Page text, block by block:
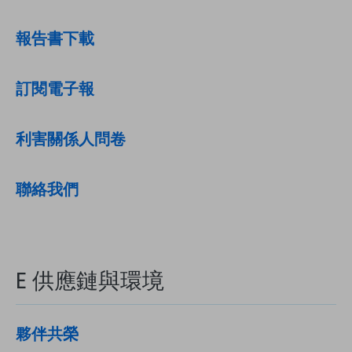
報告書下載
訂閱電子報
利害關係人問卷
聯絡我們
E 供應鏈與環境
夥伴共榮